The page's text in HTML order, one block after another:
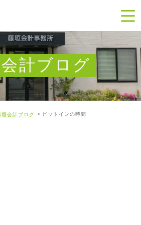
計ブログ
垣会計ブログ ピットインの時間